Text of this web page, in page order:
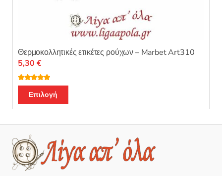
Θερμοκολλητικές ετικέτες ρούχων – Marbet Art310
Βαθμολογή
θηκε με5.00
από 5
5,30 €
Επιλογή
το
έχει
παραλλαγές.
Οι